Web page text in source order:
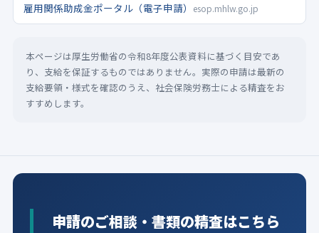
雇用関係助成金ポータル（電子申請） esop.mhlw.go.jp
本ページは厚生労働省の令和8年度公表資料に基づく目安であ
り、支給を保証するものではありません。実際の申請は最新の
支給要領・様式を確認のうえ、社会保険労務士による精査をお
すすめします。
申請のご相談・書類の精査はこちら